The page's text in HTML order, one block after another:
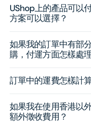
UShop上的產品可以
方案可以選擇？
如果我的訂單中有部
購，付運方面怎樣處
訂單中的運費怎樣計
如果我在使用香港以
額外徵收費用？